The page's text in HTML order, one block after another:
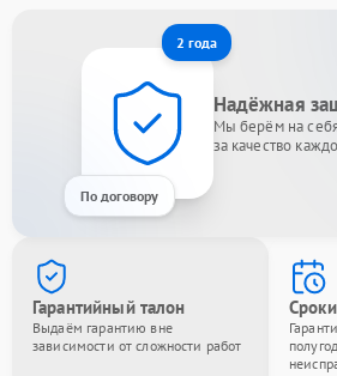
2 года
По договору
Надёжная
Мы берём на себя
за качество
Гарантийный талон
Выдаём гарантию вне
зависимости от сложности работ
Сроки